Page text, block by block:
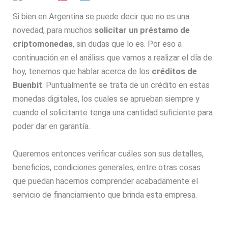
Si bien en Argentina se puede decir que no es una
novedad, para muchos solicitar un préstamo de
criptomonedas, sin dudas que lo es. Por eso a
continuación en el análisis que vamos a realizar el día de
hoy, tenemos que hablar acerca de los créditos de
Buenbit. Puntualmente se trata de un crédito en estas
monedas digitales, los cuales se aprueban siempre y
cuando el solicitante tenga una cantidad suficiente para
poder dar en garantía.
Queremos entonces verificar cuáles son sus detalles,
beneficios, condiciones generales, entre otras cosas
que puedan hacernos comprender acabadamente el
servicio de financiamiento que brinda esta empresa.